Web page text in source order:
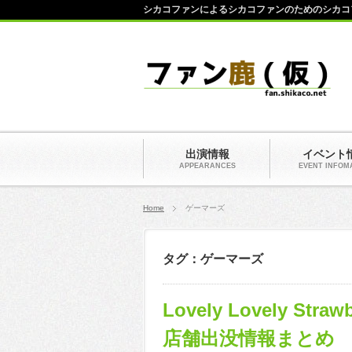
出演情報
APPEARANCES
イベント
EVENT
シカコファンによるシカコファンのためのシカ
Home ゲーマーズ
タグ：ゲーマーズ
Lovely Lovely
店舗出没情報まとめ